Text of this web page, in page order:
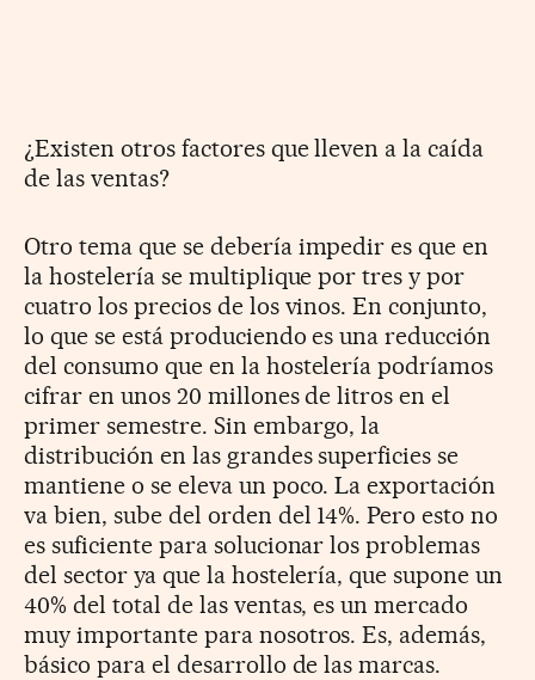
¿Existen otros factores que lleven a la caída
de las ventas?
Otro tema que se debería impedir es que en
la hostelería se multiplique por tres y por
cuatro los precios de los vinos. En conjunto,
lo que se está produciendo es una reducción
del consumo que en la hostelería podríamos
cifrar en unos 20 millones de litros en el
primer semestre. Sin embargo, la
distribución en las grandes superficies se
mantiene o se eleva un poco. La exportación
va bien, sube del orden del 14%. Pero esto no
es suficiente para solucionar los problemas
del sector ya que la hostelería, que supone un
40% del total de las ventas, es un mercado
muy importante para nosotros. Es, además,
básico para el desarrollo de las marcas.